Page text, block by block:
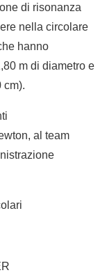
di risonanza
nella circolare
hanno
m di diametro e
cm).
al team